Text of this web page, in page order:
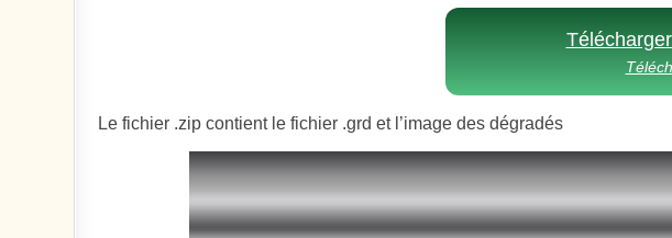
Le fichier .zip contient le fichier .grd et l’image des dégradés